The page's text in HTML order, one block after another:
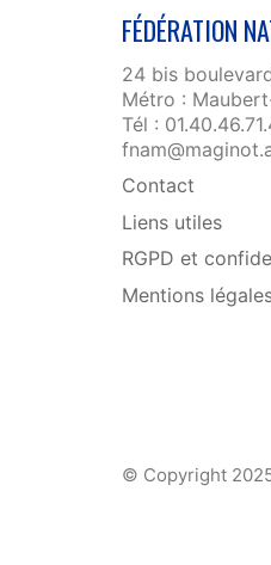
FÉDÉRATION
24 bis
Métro :
Tél :
Contact
Liens utiles
RGPD et
Mentions
© Copyright